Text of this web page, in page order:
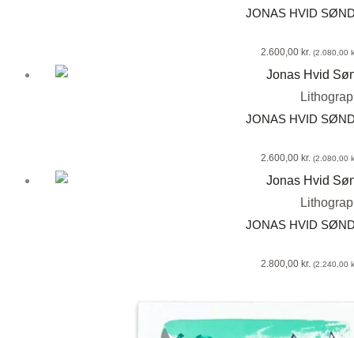
JONAS HVID
2.600,00 kr. (2.080,00
JONAS HVID
2.600,00 kr. (2.080,00
JONAS HVID
2.800,00 kr. (2.240,00